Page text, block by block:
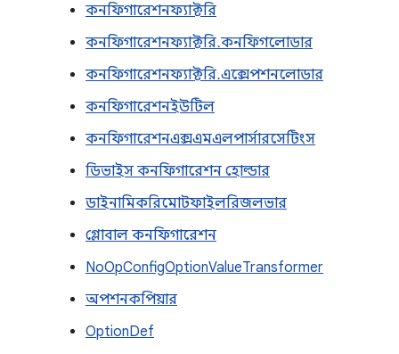
কনফিগারেশনফ্যাক্টরি
কনফিগারেশনফ্যাক্টরি.কনফিগলোডার
কনফিগারেশনফ্যাক্টরি.এক্সেপশনলোডার
কনফিগারেশনইউটিল
কনফিগারেশনএক্সএমএলপার্সারসেটিংস
ডিভাইস কনফিগারেশন হোল্ডার
ডাইনামিকরিমোটফাইলরিজলভার
গ্লোবাল কনফিগারেশন
NoOpConfigOptionValueTransformer
অপশনকপিয়ার
OptionDef